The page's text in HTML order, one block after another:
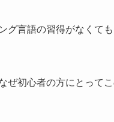
グ言語の習得がなくて
ぜ初心者の方にとって